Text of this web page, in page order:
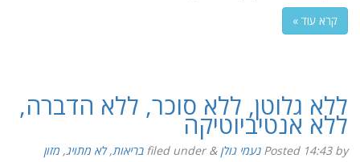
קרא עוד »
ללא גלוטן, ללא סוכר, ללא הדברה,
ללא אנטיביוטיקה
Posted 14:43by נעמי גולן &
filed under בריאות,לא מתויג, מזון